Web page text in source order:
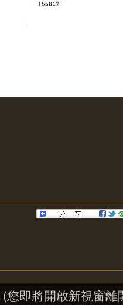
(您即將開啟新視窗離